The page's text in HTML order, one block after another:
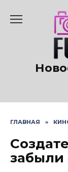
содержанию
ГЛАВНАЯ »
забыли